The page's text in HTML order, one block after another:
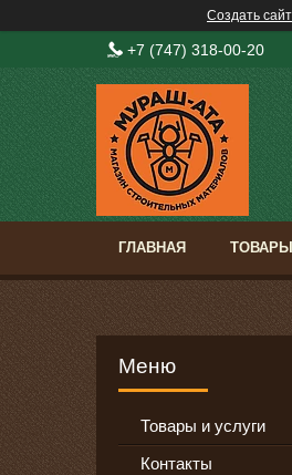
Создать сайт
+7 (747) 318-00-20
ГЛАВНАЯ ТОВАРЫ
Товары и услуги
Контакты